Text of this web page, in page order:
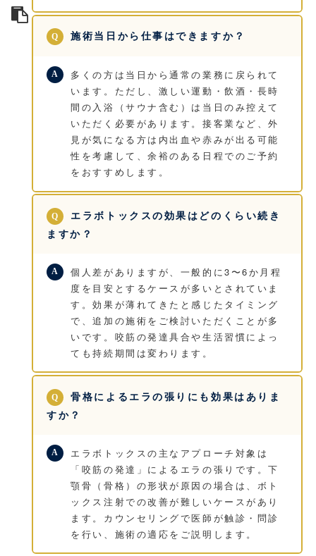
施術当日から仕事はできますか？
多くの方は当日から通常の業務に戻られて
います。ただし、激しい運動・飲酒・長時
間の入浴（サウナ含む）は当日のみ控えて
いただく必要があります。接客業など、外
見が気になる方は内出血や赤みが出る可能
性を考慮して、余裕のある日程でのご予約
をおすすめします。
エラボトックスの効果はどのくらい続き
ますか？
個人差がありますが、一般的に3〜6か月程
度を目安とするケースが多いとされていま
す。効果が薄れてきたと感じたタイミング
で、追加の施術をご検討いただくことが多
いです。咬筋の発達具合や生活習慣によっ
ても持続期間は変わります。
骨格によるエラの張りにも効果はありま
すか？
エラボトックスの主なアプローチ対象は
「咬筋の発達」によるエラの張りです。下
顎骨（骨格）の形状が原因の場合は、ボト
ックス注射での改善が難しいケースがあり
ます。カウンセリングで医師が触診・問診
を行い、施術の適応をご説明します。